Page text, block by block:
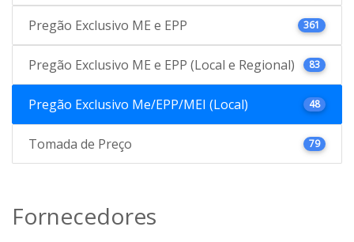
Pregão Exclusivo ME e EPP 361
Pregão Exclusivo ME e EPP (Local e Regional) 83
Pregão Exclusivo Me/EPP/MEI (Local) 48
Tomada de Preço 79
Fornecedores